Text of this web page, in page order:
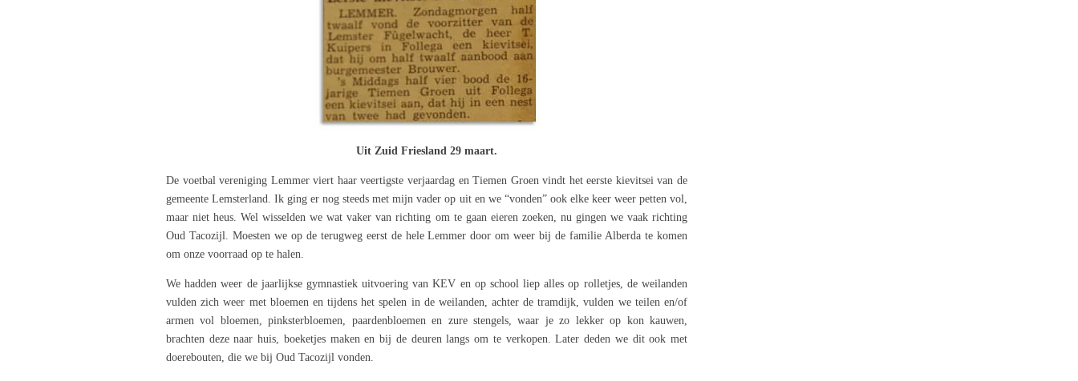
Uit Zuid Friesland 29 maart.
De voetbal vereniging Lemmer viert haar veertigste verjaardag en Tiemen Groen vindt het eerste kievitsei van de
gemeente Lemsterland. Ik ging er nog steeds met mijn vader op uit en we “vonden” ook elke keer weer petten vol,
maar niet heus. Wel wisselden we wat vaker van richting om te gaan eieren zoeken, nu gingen we vaak richting
Oud Tacozijl. Moesten we op de terugweg eerst de hele Lemmer door om weer bij de familie Alberda te komen
om onze voorraad op te halen.
We hadden weer de jaarlijkse gymnastiek uitvoering van KEV en op school liep alles op rolletjes, de weilanden
vulden zich weer met bloemen en tijdens het spelen in de weilanden, achter de tramdijk, vulden we teilen en/of
armen vol bloemen, pinksterbloemen, paardenbloemen en zure stengels, waar je zo lekker op kon kauwen,
brachten deze naar huis, boeketjes maken en bij de deuren langs om te verkopen. Later deden we dit ook met
doerebouten, die we bij Oud Tacozijl vonden.